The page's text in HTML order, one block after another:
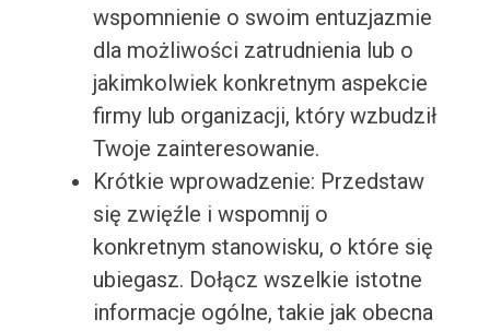
wspomnienie o swoim entuzjazmie
dla możliwości zatrudnienia lub o
jakimkolwiek konkretnym aspekcie
firmy lub organizacji, który wzbudził
Twoje zainteresowanie.
Krótkie wprowadzenie: Przedstaw
się zwięźle i wspomnij o
konkretnym stanowisku, o które się
ubiegasz. Dołącz wszelkie istotne
informacje ogólne, takie jak obecna